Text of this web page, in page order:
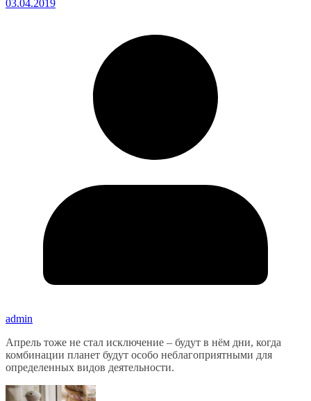
03.04.2019
admin
Апрель тоже не стал исключение – будут в нём дни, когда
комбинации планет будут особо неблагоприятными для
определенных видов деятельности.